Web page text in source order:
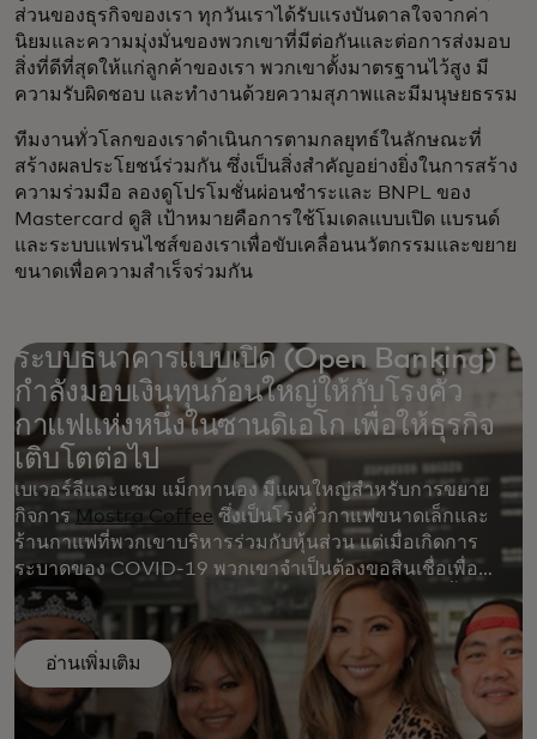
ส่วนของธุรกิจของเรา ทุกวันเราได้รับแรงบันดาลใจจากค่า
นิยมและความมุ่งมั่นของพวกเขาที่มีต่อกันและต่อการส่งมอบ
สิ่งที่ดีที่สุดให้แก่ลูกค้าของเรา พวกเขาตั้งมาตรฐานไว้สูง มี
ความรับผิดชอบ และทำงานด้วยความสุภาพและมีมนุษยธรรม
ทีมงานทั่วโลกของเราดำเนินการตามกลยุทธ์ในลักษณะที่
สร้างผลประโยชน์ร่วมกัน ซึ่งเป็นสิ่งสำคัญอย่างยิ่งในการสร้าง
ความร่วมมือ ลองดูโปรโมชั่นผ่อนชำระและ BNPL ของ
Mastercard ดูสิ เป้าหมายคือการใช้โมเดลแบบเปิด แบรนด์
และระบบแฟรนไชส์ของเราเพื่อขับเคลื่อนนวัตกรรมและขยาย
ขนาดเพื่อความสำเร็จร่วมกัน
ระบบธนาคารแบบเปิด (Open Banking)
กำลังมอบเงินทุนก้อนใหญ่ให้กับโรงคั่ว
กาแฟแห่งหนึ่งในซานดิเอโก เพื่อให้ธุรกิจ
เติบโตต่อไป
เบเวอร์ลีและแซม แม็กทานอง มีแผนใหญ่สำหรับการขยาย
กิจการ Mostra Coffee ซึ่งเป็นโรงคั่วกาแฟขนาดเล็กและ
ร้านกาแฟที่พวกเขาบริหารร่วมกับหุ้นส่วน แต่เมื่อเกิดการ
ระบาดของ COVID-19 พวกเขาจำเป็นต้องขอสินเชื่อเพื่อ
ดำเนินการต่อในสาขาที่สอง และพวกเขาต้องการเงินนั้นอย่าง
เร่งด่วน ระบบธนาคารแบบเปิด (Open Banking) ซึ่งช่วยให้
ผู้คนสามารถแบ่งปันข้อมูลทางการเงินกับธนาคาร ผู้ให้กู้ และ
บริษัทฟินเทคอื่นๆ ได้ง่ายขึ้น ช่วยให้พวกเขาเปิดสาขาใหม่และ
ดำเนินกิจการต่อไปได้
อ่านเพิ่มเติม